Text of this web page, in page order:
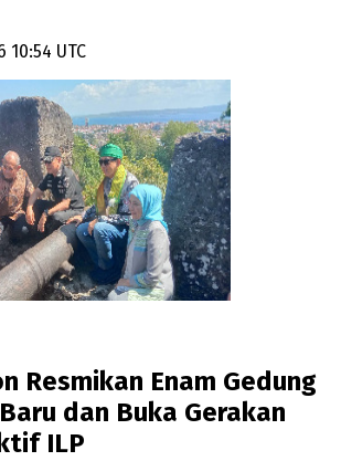
10:54 UTC
Resmikan Enam Gedung
dan Buka Gerakan
ILP